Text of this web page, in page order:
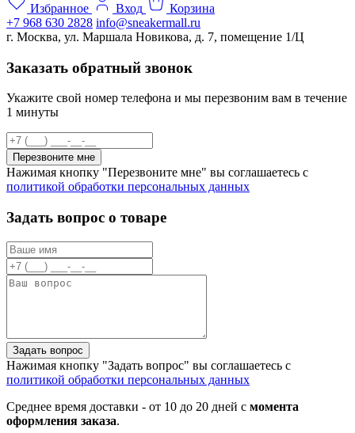
Избранное Вход
Корзина
+7 968 630 2828 info@sneakermall.ru
г. Москва, ул. Маршала Новикова, д. 7, помещение 1/Ц
Заказать обратный звонок
Укажите свой номер телефона и мы перезвоним вам в течение
1 минуты
Перезвоните мне
Нажимая кнопку "Перезвоните мне" вы соглашаетесь с
политикой обработки персональных данных
Задать вопрос о товаре
Задать вопрос
Нажимая кнопку "Задать вопрос" вы соглашаетесь с
политикой обработки персональных данных
Среднее время доставки - от 10 до 20 дней с момента
оформления заказа.